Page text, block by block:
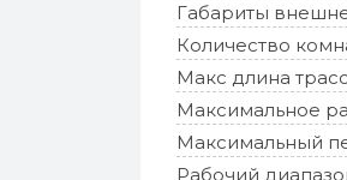
Габариты
Количество
Макс длина
Максимальное
Максимальный
Рабочий